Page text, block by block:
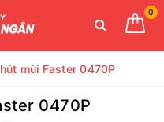
0
mùi Faster 0470P
0470P